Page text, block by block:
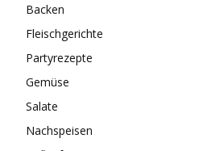
Backen
Fleischgerichte
Partyrezepte
Gemüse
Salate
Nachspeisen